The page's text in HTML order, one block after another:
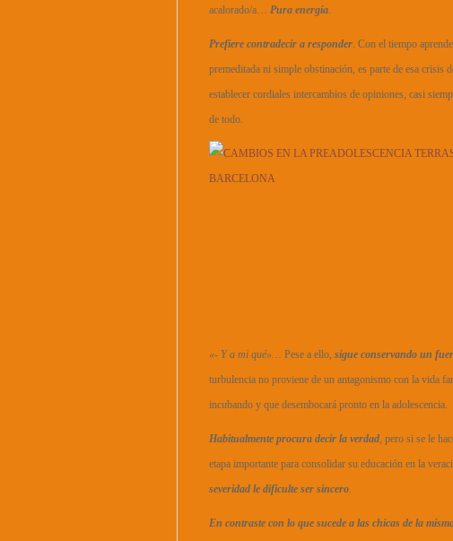
acalorado/a… Pura energía.
Prefiere contradecir a responder. Con el tiempo
premeditada ni simple obstinación, es parte de esa crisis
establecer cordiales intercambios de opiniones, casi
de todo.
«- Y a mi qué»… Pese a ello, sigue conservando un
turbulencia no proviene de un antagonismo con la vida
incubando y que desembocará pronto en la adolescencia.
Habitualmente procura decir la verdad, pero si se le
etapa importante para consolidar su educación en la
severidad le dificulte ser sincero.
En contraste con lo que sucede a las chicas de la